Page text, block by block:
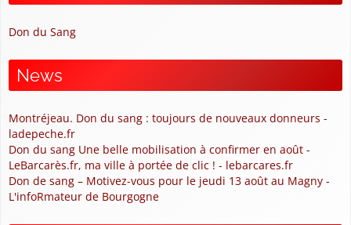
Don du Sang
News
Montréjeau. Don du sang : toujours de nouveaux donneurs -
ladepeche.fr
Don du sang Une belle mobilisation à confirmer en août -
LeBarcarès.fr, ma ville à portée de clic ! - lebarcares.fr
Don de sang – Motivez-vous pour le jeudi 13 août au Magny -
L'infoRmateur de Bourgogne